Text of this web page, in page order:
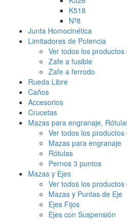
K518
Nº8
Junta Homocinética
Limitadores de Potencia
Ver todos los
Zafe a fusible
Zafe a ferrodo
Rueda Libre
Caños
Accesorios
Crucetas
Mazas para engranaje,
Ver todos los
Mazas para engranaje
Rótulas
Pernos 3 puntos
Mazas y Ejes
Ver todos los
Mazas y Puntas de Eje
Ejes Fijos
Ejes con Suspensión